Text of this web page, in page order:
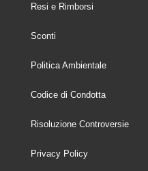
Resi e Rimborsi
Sconti
Politica Ambientale
Codice di Condotta
Risoluzione Controversie
Privacy Policy